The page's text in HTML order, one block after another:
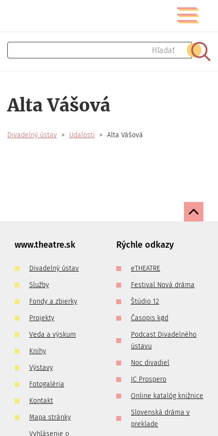
obsah
Prepnúť
navigáciu
Hľadať
Alta Vášová
Divadelný ústav Udalosti Alta Vášová
www.theatre.sk
Divadelný ústav
Služby
Fondy a zbierky
Projekty
Veda a výskum
Knihy
Výstavy
Fotogaléria
Kontakt
Mapa stránky
Vyhlásenie o
Rýchle odkazy
eTHEATRE
Festival Nová dráma
Štúdio 12
Časopis kød
Podcast Divadelného
ústavu
Noc divadiel
IC Prospero
Online katalóg knižnice
Slovenská dráma v
preklade